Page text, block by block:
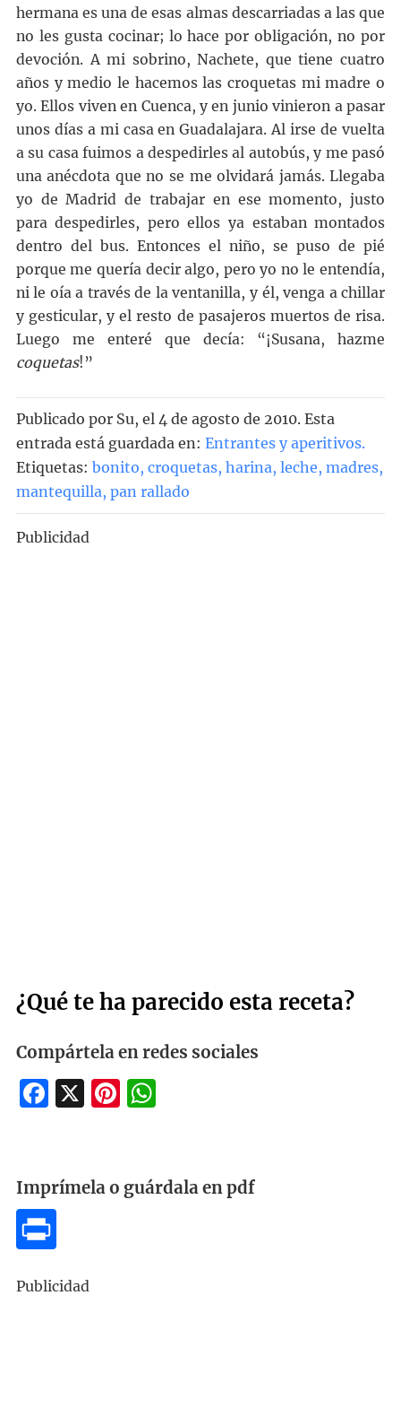
hermana es una de esas almas descarriadas a las que
no les gusta cocinar; lo hace por obligación, no por
devoción. A mi sobrino, Nachete, que tiene cuatro
años y medio le hacemos las croquetas mi madre o
yo. Ellos viven en Cuenca, y en junio vinieron a pasar
unos días a mi casa en Guadalajara. Al irse de vuelta
a su casa fuimos a despedirles al autobús, y me pasó
una anécdota que no se me olvidará jamás. Llegaba
yo de Madrid de trabajar en ese momento, justo
para despedirles, pero ellos ya estaban montados
dentro del bus. Entonces el niño, se puso de pié
porque me quería decir algo, pero yo no le entendía,
ni le oía a través de la ventanilla, y él, venga a chillar
y gesticular, y el resto de pasajeros muertos de risa.
Luego me enteré que decía: “¡Susana, hazme
coquetas!”
Publicado por Su, el 4 de agosto de 2010. Esta
entrada está guardada en: Entrantes y aperitivos.
Etiquetas: bonito, croquetas, harina, leche, madres,
mantequilla, pan rallado
Publicidad
¿Qué te ha parecido esta receta?
Compártela en redes sociales
Facebook
X Pinterest
WhatsApp
Imprímela o guárdala en pdf
Publicidad